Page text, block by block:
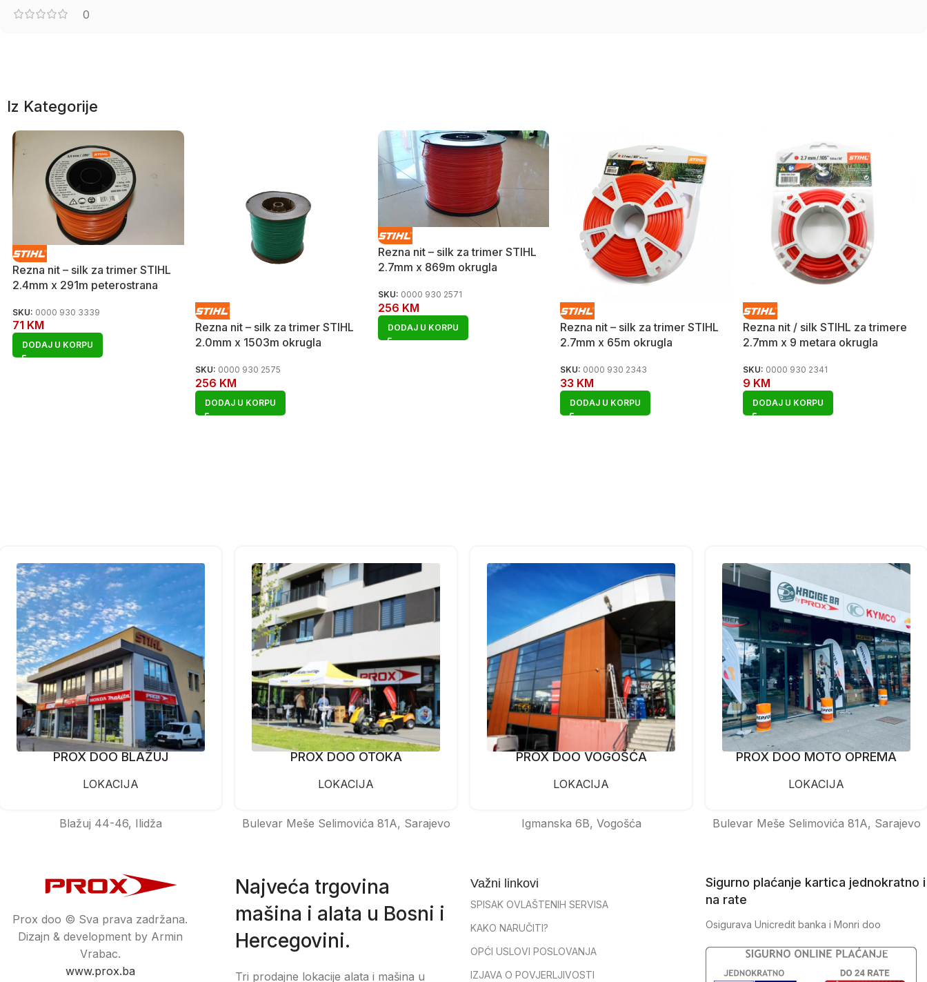
0
Iz Kategorije
Rezna nit – silk za trimer STIHL
2.4mm x 291m peterostrana
SKU: 0000 930 3339
71 KM
DODAJ U KORPU
Rezna nit – silk za trimer STIHL
2.0mm x 1503m okrugla
SKU: 0000 930 2575
256 KM
DODAJ U KORPU
Rezna nit – silk za trimer STIHL
2.7mm x 869m okrugla
SKU: 0000 930 2571
256 KM
DODAJ U KORPU
Rezna nit – silk za trimer STIHL
2.7mm x 65m okrugla
SKU: 0000 930 2343
33 KM
DODAJ U KORPU
Rezna nit / silk STIHL za trimere
2.7mm x 9 metara okrugla
SKU: 0000 930 2341
9 KM
DODAJ U KORPU
PROX DOO BLAŽUJ
LOKACIJA
Blažuj 44-46, Ilidža
PROX DOO OTOKA
LOKACIJA
Bulevar Meše Selimovića 81A, Sarajevo
PROX DOO VOGOŠĆA
LOKACIJA
Igmanska 6B, Vogošća
PROX DOO MOTO OPREMA
LOKACIJA
Bulevar Meše Selimovića 81A, Sarajevo
Prox doo © Sva prava zadržana.
Dizajn & development by Armin
Vrabac.
www.prox.ba
Najveća trgovina
mašina i alata u Bosni i
Hercegovini.
Tri prodajne lokacije alata i mašina u
Važni linkovi
SPISAK OVLAŠTENIH SERVISA
KAKO NARUČITI?
OPĆI USLOVI POSLOVANJA
IZJAVA O POVJERLJIVOSTI
Sigurno plaćanje kartica jednokratno i
na rate
Osigurava Unicredit banka i Monri doo